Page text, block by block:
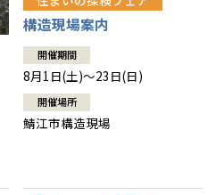
構造現場案内
開催期間
8月1日(土)～23日(日)
開催場所
鯖江市構造現場